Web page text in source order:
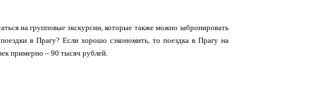
на групповые экскурсии, которые также можно забронировать
в Прагу? Если хорошо сэкономить, то поездка в Прагу на
примерно – 90 тысяч рублей.